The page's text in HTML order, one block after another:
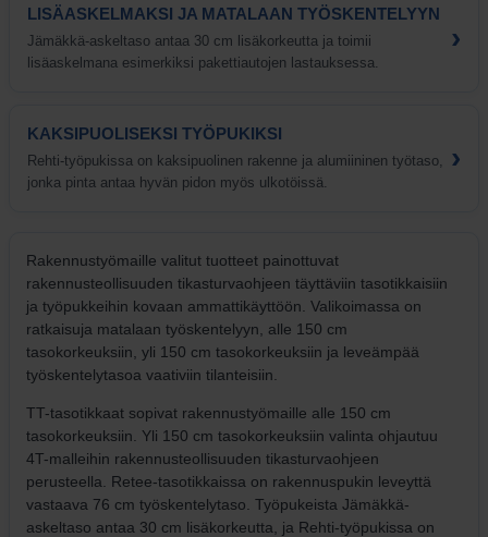
LISÄASKELMAKSI JA MATALAAN TYÖSKENTELYYN
Jämäkkä-askeltaso antaa 30 cm lisäkorkeutta ja toimii
lisäaskelmana esimerkiksi pakettiautojen lastauksessa.
›
KAKSIPUOLISEKSI TYÖPUKIKSI
Rehti-työpukissa on kaksipuolinen rakenne ja alumiininen työtaso,
jonka pinta antaa hyvän pidon myös ulkotöissä.
›
Rakennustyömaille valitut tuotteet painottuvat
rakennusteollisuuden tikasturvaohjeen täyttäviin tasotikkaisiin
ja työpukkeihin kovaan ammattikäyttöön. Valikoimassa on
ratkaisuja matalaan työskentelyyn, alle 150 cm
tasokorkeuksiin, yli 150 cm tasokorkeuksiin ja leveämpää
työskentelytasoa vaativiin tilanteisiin.
TT-tasotikkaat sopivat rakennustyömaille alle 150 cm
tasokorkeuksiin. Yli 150 cm tasokorkeuksiin valinta ohjautuu
4T-malleihin rakennusteollisuuden tikasturvaohjeen
perusteella. Retee-tasotikkaissa on rakennuspukin leveyttä
vastaava 76 cm työskentelytaso. Työpukeista Jämäkkä-
askeltaso antaa 30 cm lisäkorkeutta, ja Rehti-työpukissa on